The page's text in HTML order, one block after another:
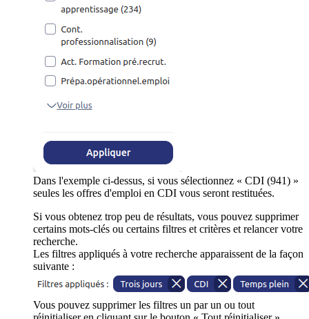
Dans l'exemple ci-dessus, si vous sélectionnez « CDI (941) »
seules les offres d'emploi en CDI vous seront restituées.
Si vous obtenez trop peu de résultats, vous pouvez supprimer
certains mots-clés ou certains filtres et critères et relancer votre
recherche.
Les filtres appliqués à votre recherche apparaissent de la façon
suivante :
Vous pouvez supprimer les filtres un par un ou tout